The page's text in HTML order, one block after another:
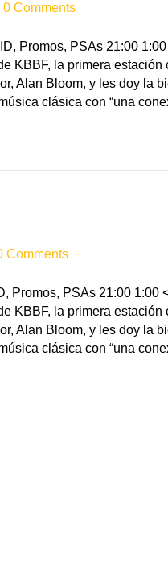
0 Comments
Promos, PSAs 21:00
KBBF, la primera
Alan Bloom, y les doy la
clásica con “una
Comments
Promos, PSAs 21:00 1:00
KBBF, la primera
Alan Bloom, y les doy la
clásica con “una